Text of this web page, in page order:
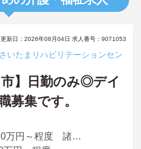
更新日：2026年08月04日 求人番号：9071053
たまリハビリテーションセン
市】日勤のみ◎デイ
募集です。
月収 20.0万円～程度 諸手当込